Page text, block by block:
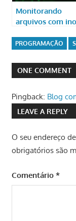
Monitorando
arquivos com
PROGRAMAÇÃO
ONE COMMENT
Pingback: Blog
LEAVE A REPLY
O seu endereço
obrigatórios são
Comentário *